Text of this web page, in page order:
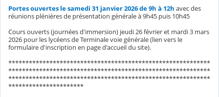
Portes ouvertes le samedi 31 janvier 2026 de 9h à 12h avec des
réunions plénières de présentation générale à 9h45 puis 10h45
Cours ouverts (journées d'immersion) jeudi 26 février et mardi 3 mars
2026 pour les lycéens de Terminale voie générale (lien vers le
formulaire d'inscription en page d'accueil du site).
***********************************************************
***********************************************************
***********************************************************
**********************